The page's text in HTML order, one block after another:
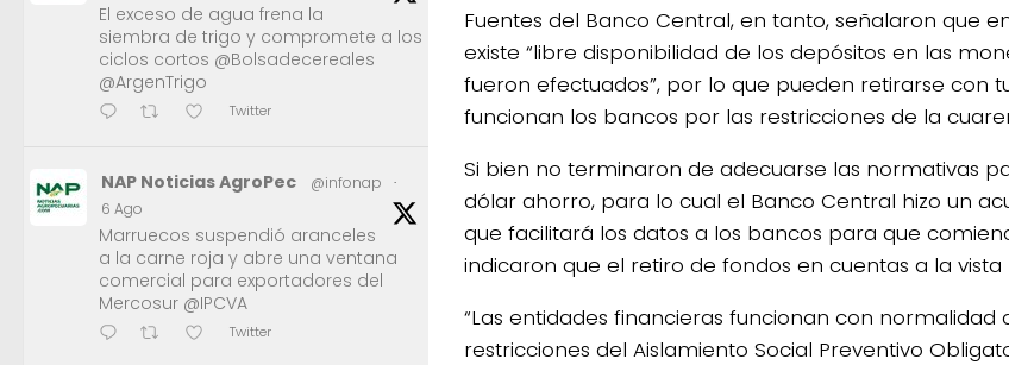
Fuentes del Banco Central, en tanto, señalaron que
existe “libre disponibilidad de los depósitos en las
fueron efectuados”, por lo que pueden retirarse con
funcionan los bancos por las restricciones de la
Si bien no terminaron de adecuarse las normativas
dólar ahorro, para lo cual el Banco Central hizo un
que facilitará los datos a los bancos para que
indicaron que el retiro de fondos en cuentas a la vista
“Las entidades financieras funcionan con normalidad
restricciones del Aislamiento Social Preventivo
El exceso de agua frena la
siembra de trigo y compromete a los
ciclos cortos @Bolsadecereales
@ArgenTrigo
Twitter
NAP Noticias AgroPec @infonap
·
6 Ago
Marruecos suspendió aranceles
a la carne roja y abre una ventana
comercial para exportadores del
Mercosur @IPCVA
Twitter